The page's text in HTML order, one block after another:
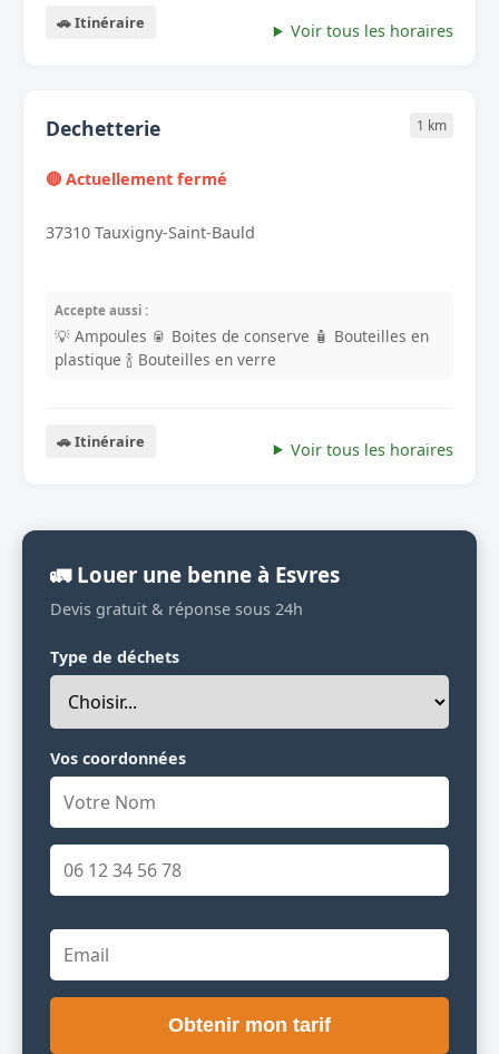
🚗 Itinéraire Voir tous les horaires
Dechetterie 1 km
🔴 Actuellement fermé
37310 Tauxigny-Saint-Bauld
Accepte aussi :
💡 Ampoules 🥫 Boites de conserve 🧴 Bouteilles en
plastique 🍾 Bouteilles en verre
🚗 Itinéraire Voir tous les horaires
🚛 Louer une benne à Esvres
Devis gratuit & réponse sous 24h
Type de déchets
Vos coordonnées
Obtenir mon tarif